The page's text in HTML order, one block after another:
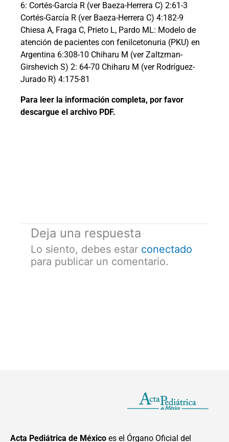
6: Cortés-García R (ver Baeza-Herrera C) 2:61-3
Cortés-García R (ver Baeza-Herrera C) 4:182-9
Chiesa A, Fraga C, Prieto L, Pardo ML: Modelo de
atención de pacientes con fenilcetonuria (PKU) en
Argentina 6:308-10 Chiharu M (ver Zaltzman-
Girshevich S) 2: 64-70 Chiharu M (ver Rodríguez-
Jurado R) 4:175-81
Para leer la información completa, por favor
descargue el archivo PDF.
Deja una respuesta
Lo siento, debes estar conectado
para publicar un comentario.
Acta Pediátrica de México es el Órgano Oficial del